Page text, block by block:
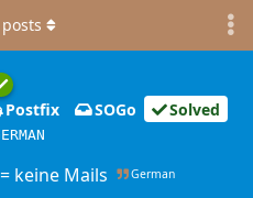
Postfix SOGo Solved
keine Mails German
posts